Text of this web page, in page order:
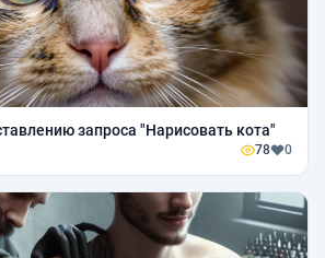
запроса "Нарисовать кота"
78 0